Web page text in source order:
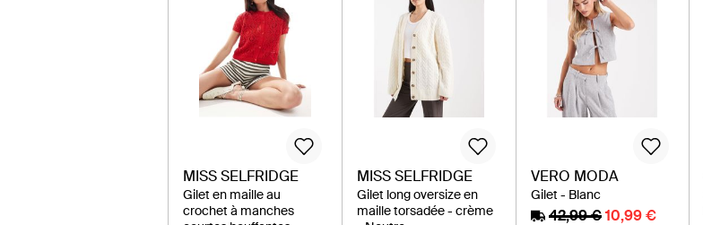
MISS SELFRIDGE
Gilet en maille au
crochet à manches
MISS SELFRIDGE
Gilet long oversize en
maille torsadée - crème
VERO MODA
Gilet - Blanc
42,99 € 10,99 €